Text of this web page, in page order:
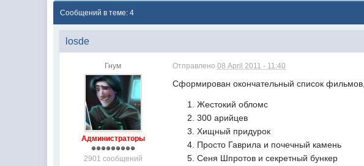
Сообщений в теме: 4
losde
Гнум
Администраторы
2901 сообщений
Отправлено08 April 2011 - 11:40
Сформирован окончательный список фильмов,
Жестокий обломс
300 арийцев
Хищный придурок
Просто Гаврила и почечный камень
Сеня Шпротов и секретный бункер